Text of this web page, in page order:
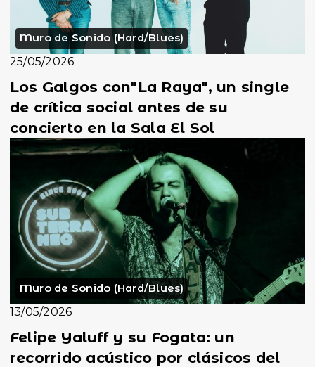
Muro de Sonido (Hard/Blues)
25/05/2026
Los Galgos con"La Raya", un single
de crítica social antes de su
concierto en la Sala El Sol
Muro de Sonido (Hard/Blues)
13/05/2026
Felipe Yaluff y su Fogata: un
recorrido acústico por clásicos del